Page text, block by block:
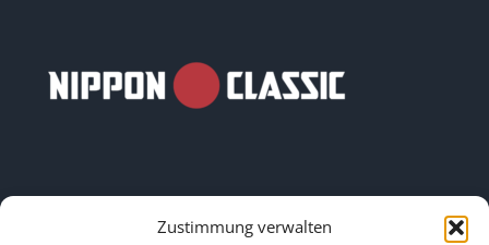
Zustimmung verwalten